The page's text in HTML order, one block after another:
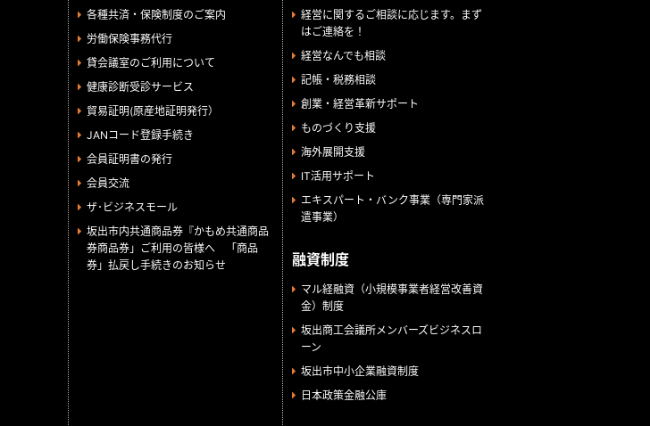
各種共済・保険制度のご案内
労働保険事務代行
貸会議室のご利用について
健康診断受診サービス
貿易証明(原産地証明発行）
JANコード登録手続き
会員証明書の発行
会員交流
ザ･ビジネスモール
坂出市内共通商品券『かもめ共通商品
券商品券」ご利用の皆様へ 「商品
券」払戻し手続きのお知らせ
経営に関するご相談に応じます。まず
はご連絡を！
経営なんでも相談
記帳・税務相談
創業・経営革新サポート
ものづくり支援
海外展開支援
IT活用サポート
エキスパート・バンク事業（専門家派
遣事業）
融資制度
マル経融資（小規模事業者経営改善資
金）制度
坂出商工会議所メンバーズビジネスロ
ーン
坂出市中小企業融資制度
日本政策金融公庫